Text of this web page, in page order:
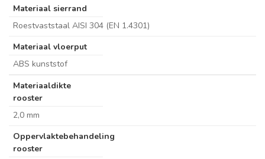
Materiaal sierrand
Roestvaststaal AISI 304 (EN 1.4301)
Materiaal vloerput
ABS kunststof
Materiaaldikte
rooster
2,0 mm
Oppervlaktebehandeling
rooster